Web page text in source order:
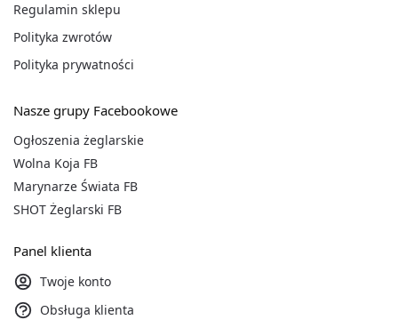
Regulamin sklepu
Polityka zwrotów
Polityka prywatności
Nasze grupy Facebookowe
Ogłoszenia żeglarskie
Wolna Koja FB
Marynarze Świata FB
SHOT Żeglarski FB
Panel klienta
Twoje konto
Obsługa klienta